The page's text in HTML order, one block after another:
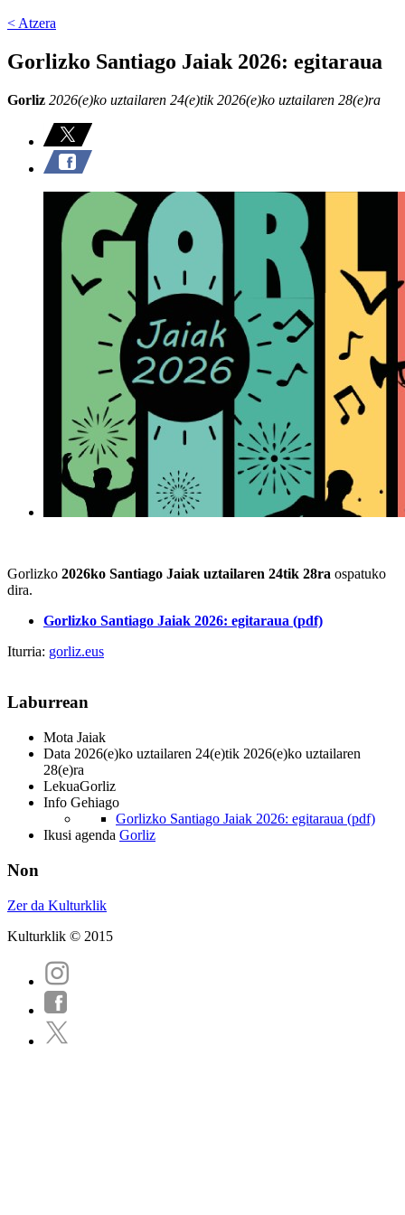
< Atzera
Gorlizko Santiago Jaiak 2026: egitaraua
Gorliz 2026(e)ko uztailaren 24(e)tik 2026(e)ko uztailaren 28(e)ra
Gorlizko 2026ko Santiago Jaiak uztailaren 24tik 28ra ospatuko
dira.
Gorlizko Santiago Jaiak 2026: egitaraua (pdf)
Iturria: gorliz.eus
Laburrean
Mota Jaiak
Data 2026(e)ko uztailaren 24(e)tik 2026(e)ko uztailaren
28(e)ra
LekuaGorliz
Info Gehiago
Gorlizko Santiago Jaiak 2026: egitaraua (pdf)
Ikusi agenda Gorliz
Non
Zer da Kulturklik
Kulturklik © 2015